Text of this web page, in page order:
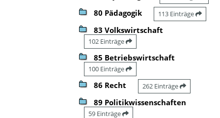
80 Pädagogik 113 Einträge
83 Volkswirtschaft
102 Einträge
85 Betriebswirtschaft
100 Einträge
86 Recht 262 Einträge
89 Politikwissenschaften
59 Einträge